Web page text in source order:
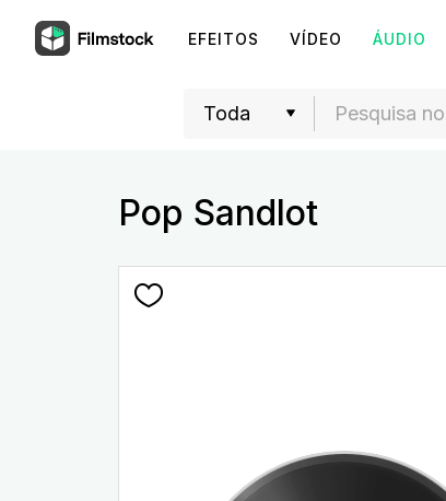
EFEITOS VÍDEO ÁUDIO
Pop Sandlot